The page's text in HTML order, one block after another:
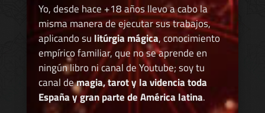
Yo, desde hace +18 años llevo a cabo la
misma manera de ejecutar sus trabajos,
aplicando su litúrgia mágica, conocimiento
empírico familiar, que no se aprende en
ningún libro ni canal de Youtube; soy tu
canal demagia, tarot y la videncia toda
España y gran parte de América latina.